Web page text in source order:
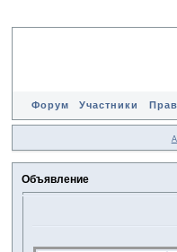
Форум Участники
Объявление